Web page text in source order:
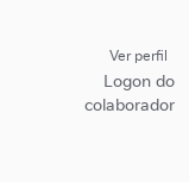
Ver perfil
Logon do
colaborador